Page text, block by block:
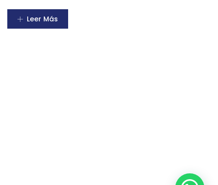
Leer Más